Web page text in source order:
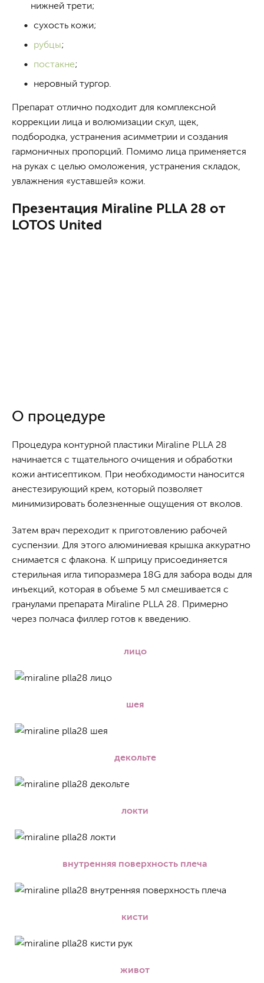
нижней трети;
сухость кожи;
рубцы;
постакне;
неровный тургор.
Препарат отлично подходит для комплексной
коррекции лица и волюмизации скул, щек,
подбородка, устранения асимметрии и создания
гармоничных пропорций. Помимо лица применяется
на руках с целью омоложения, устранения складок,
увлажнения «уставшей» кожи.
Презентация Miraline PLLA 28 от
LOTOS United
О процедуре
Процедура контурной пластики Miraline PLLA 28
начинается с тщательного очищения и обработки
кожи антисептиком. При необходимости наносится
анестезирующий крем, который позволяет
минимизировать болезненные ощущения от вколов.
Затем врач переходит к приготовлению рабочей
суспензии. Для этого алюминиевая крышка аккуратно
снимается с флакона. К шприцу присоединяется
стерильная игла типоразмера 18G для забора воды для
инъекций, которая в объеме 5 мл смешивается с
гранулами препарата Miraline PLLA 28. Примерно
через полчаса филлер готов к введению.
лицо
шея
декольте
локти
внутренняя поверхность плеча
кисти
живот